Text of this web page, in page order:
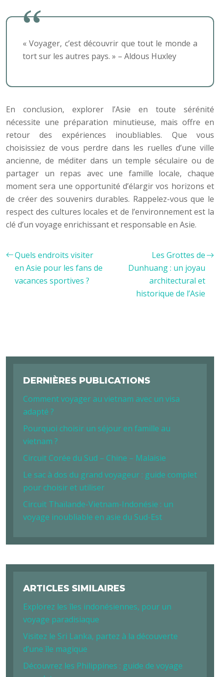
« Voyager, c’est découvrir que tout le monde a
tort sur les autres pays. » – Aldous Huxley
En conclusion, explorer l’Asie en toute sérénité
nécessite une préparation minutieuse, mais offre en
retour des expériences inoubliables. Que vous
choisissiez de vous perdre dans les ruelles d’une ville
ancienne, de méditer dans un temple séculaire ou de
partager un repas avec une famille locale, chaque
moment sera une opportunité d’élargir vos horizons et
de créer des souvenirs durables. Rappelez-vous que le
respect des cultures locales et de l’environnement est la
clé d’un voyage enrichissant et responsable en Asie.
Quels endroits visiter
en Asie pour les fans de
vacances sportives ?
Les Grottes de
Dunhuang : un joyau
architectural et
historique de l’Asie
DERNIÈRES PUBLICATIONS
Comment voyager au vietnam avec un visa
adapté ?
Pourquoi choisir un séjour en famille au
vietnam ?
Circuit Corée du Sud – Chine – Malaisie
Le sac à dos du grand voyageur : guide complet
pour choisir et utiliser
Circuit Thaïlande-Vietnam-Indonésie : un
voyage inoubliable en asie du Sud-Est
ARTICLES SIMILAIRES
Explorez les îles indonésiennes, pour un
voyage paradisiaque
Visitez le Sri Lanka, partez à la découverte
d’une île magique
Découvrez les Philippines : guide de voyage